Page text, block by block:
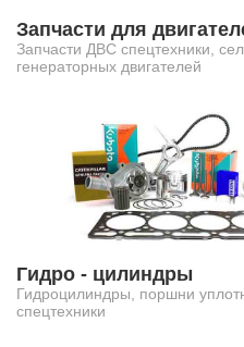
Запчасти для
Запчасти ДВС спецтехники,
генераторных двигателей
Гидро - цилиндры
Гидроцилиндры, поршни
спецтехники